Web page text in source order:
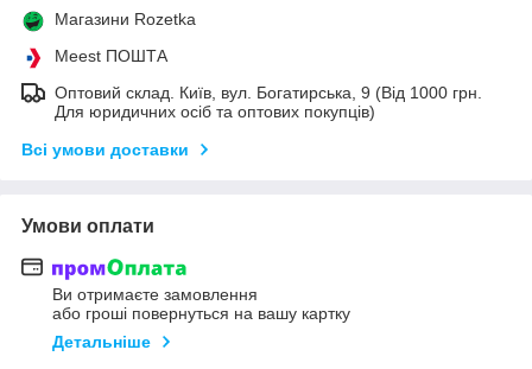
Магазини Rozetka
Meest ПОШТА
Оптовий склад. Київ, вул. Богатирська, 9 (Від 1000 грн.
Для юридичних осіб та оптових покупців)
Всі умови доставки
Умови оплати
Ви отримаєте замовлення
або гроші повернуться на вашу картку
Детальніше